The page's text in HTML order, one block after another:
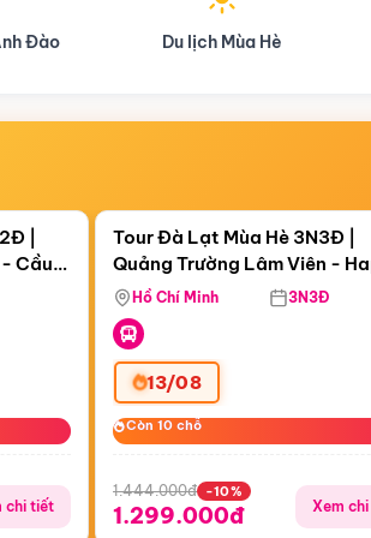
Hè Du lịch Mùa Thu
|
Cầu
chi tiết
Còn05 ngày 00:11:04
Tour Đà Lạt Mùa Hè 3N3Đ |
Quảng Trường Lâm Viên -
Hill - Puppy Farm
Hồ Chí Minh 3N3Đ
13/08
Còn 10 chỗ
Còn 10 chỗ
1.444.000đ -10%
1.299.000đ Xem